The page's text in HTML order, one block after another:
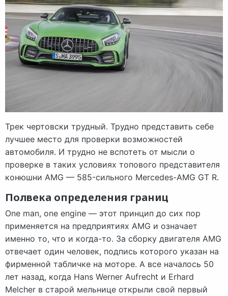
Трек чертовски трудный. Трудно представить себе
лучшее место для проверки возможностей
автомобиля. И трудно не вспотеть от мысли о
проверке в таких условиях топового представителя
конюшни AMG — 585-сильного Mercedes-AMG GT R.
Полвека определения границ
One man, one engine — этот принцип до сих пор
применяется на предприятиях AMG и означает
именно то, что и когда-то. За сборку двигателя AMG
отвечает один человек, подпись которого указан на
фирменной табличке на моторе. А все началось 50
лет назад, когда Hans Werner Aufrecht и Erhard
Melcher в старой мельнице открыли свой первый